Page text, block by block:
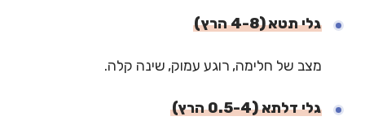
גלי תטא (4-8 הרץ)
מצב של חלימה, רוגע עמוק, שינה קלה.
גלי דלתא (0.5-4 הרץ)